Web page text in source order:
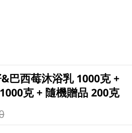
巴西莓沐浴乳 1000克 +
克 + 隨機贈品 200克